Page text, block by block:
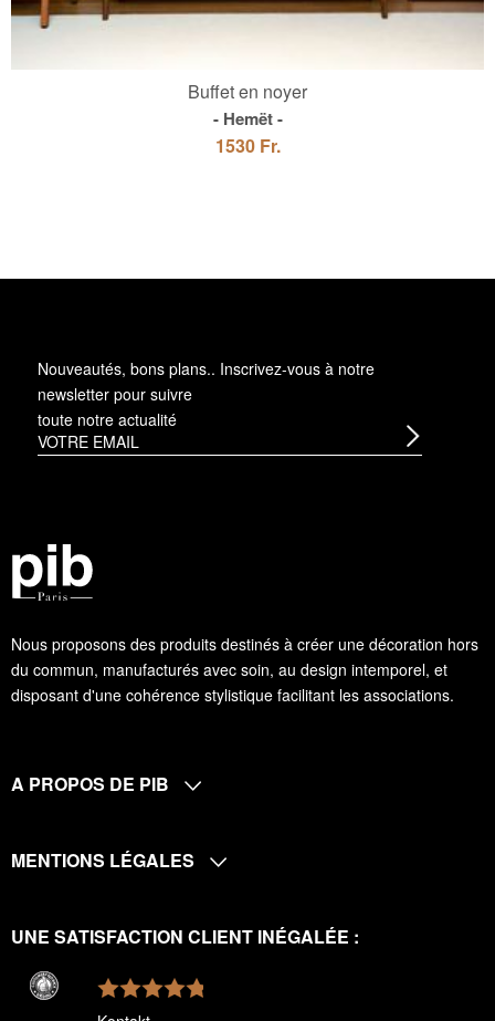
Buffet en noyer
Hemët
1530 Fr.
Nous proposons des produits destinés à créer une décoration hors
du commun, manufacturés avec soin, au design intemporel, et
disposant d'une cohérence stylistique facilitant les associations.
Nouveautés, bons plans.. Inscrivez-vous à notre
newsletter pour suivre
toute notre actualité
A PROPOS DE PIB
MENTIONS LÉGALES
UNE SATISFACTION CLIENT INÉGALÉE :